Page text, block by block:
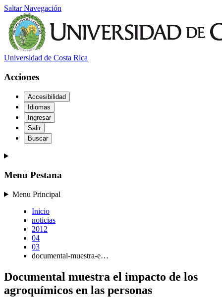
Saltar Navegación
Universidad de Costa Rica
Acciones
Accesibilidad
Idiomas
Ingresar
Salir
Buscar
Menu Pestana
Menu Principal
Inicio
noticias
2012
04
03
documental-muestra-e…
Documental muestra el impacto de los
agroquímicos en las personas